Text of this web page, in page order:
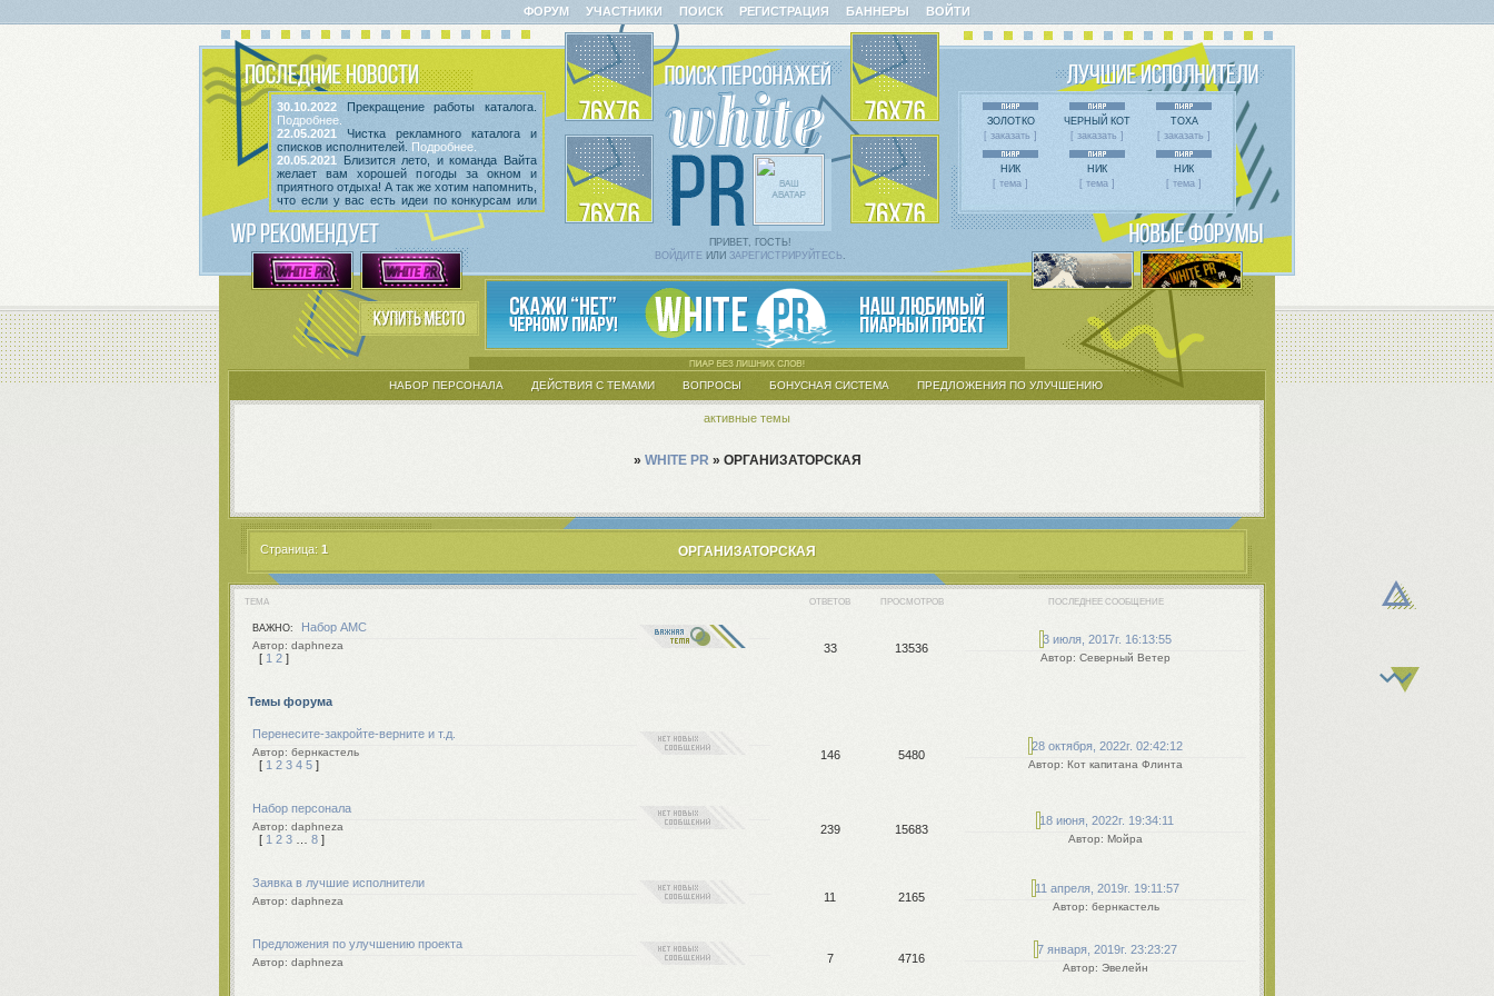
30.10.2022 Прекращение работы каталога.
Подробнее.
22.05.2021
Чистка рекламного каталога и
списков исполнителей. Подробнее.
20.05.2021
Близится лето, и команда Вайта
желает вам хорошей погоды за окном и
приятного отдыха! А так же хотим напомнить,
что если у вас есть идеи по конкурсам или
мероприятиям, вы всегда можете высказать
ихв этой теме! Так же сообщаем, что введен
срок неактивности исполнителей и их тем.
Подробнее.
ЗОЛОТКО
[ заказать ]
ЧЕРНЫЙ КОТ
[ заказать ]
ТОХА
[ заказать ]
НИК
[ тема ]
НИК
[ тема ]
НИК
[ тема ]
НАБОР ПЕРСОНАЛА ДЕЙСТВИЯ С ТЕМАМИ ВОПРОСЫ БОНУСНАЯ СИСТЕМА ПРЕДЛОЖЕНИЯ ПО УЛУЧШЕНИЮ
ФОРУМ УЧАСТНИКИ ПОИСК РЕГИСТРАЦИЯ БАННЕРЫ ВОЙТИ
активные темы
ПРИВЕТ, ГОСТЬ!
ВОЙДИТЕ ИЛИ ЗАРЕГИСТРИРУЙТЕСЬ .
» WHITE PR » ОРГАНИЗАТОРСКАЯ
ОРГАНИЗАТОРСКАЯ
Страница: 1
ТЕМА ОТВЕТОВ ПРОСМОТРОВ ПОСЛЕДНЕЕ СООБЩЕНИЕ
ВАЖНО: Набор АМС
daphneza
[ 1 2 ]
33 13536
3 июля, 2017г. 16:13:55
Северный Ветер
Темы форума
Перенесите-закройте-верните и т.д.
бернкастель
[ 1 2 3 4 5 ]
146 5480
28 октября, 2022г. 02:42:12
Кот капитана Флинта
Набор персонала
daphneza
[ 1 2 3 8 ]
239 15683
18 июня, 2022г. 19:34:11
Мойра
Заявка в лучшие исполнители
daphneza 11 2165
11 апреля, 2019г. 19:11:57
бернкастель
Предложения по улучшению проекта
daphneza 7 4716
7 января, 2019г. 23:23:27
Эвелейн